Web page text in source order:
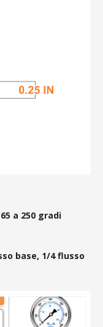
a 250 gradi
base, 1/4 flusso